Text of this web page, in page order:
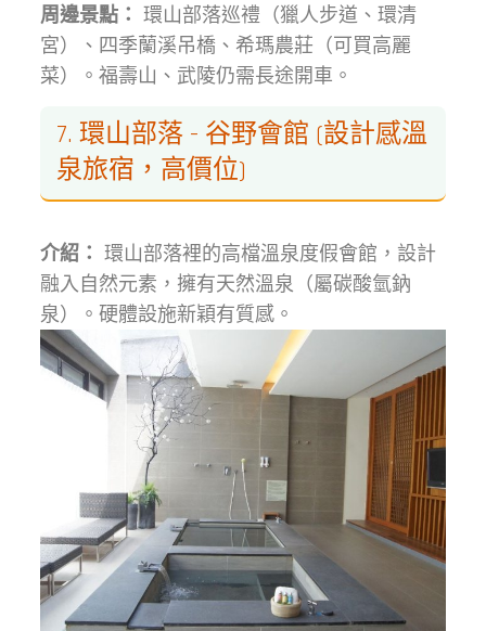
周邊景點： 環山部落巡禮（獵人步道、環清
宮）、四季蘭溪吊橋、希瑪農莊（可買高麗
菜）。福壽山、武陵仍需長途開車。
7. 環山部落 - 谷野會館 (設計感溫
泉旅宿，高價位)
介紹： 環山部落裡的高檔溫泉度假會館，設計
融入自然元素，擁有天然溫泉（屬碳酸氫鈉
泉）。硬體設施新穎有質感。